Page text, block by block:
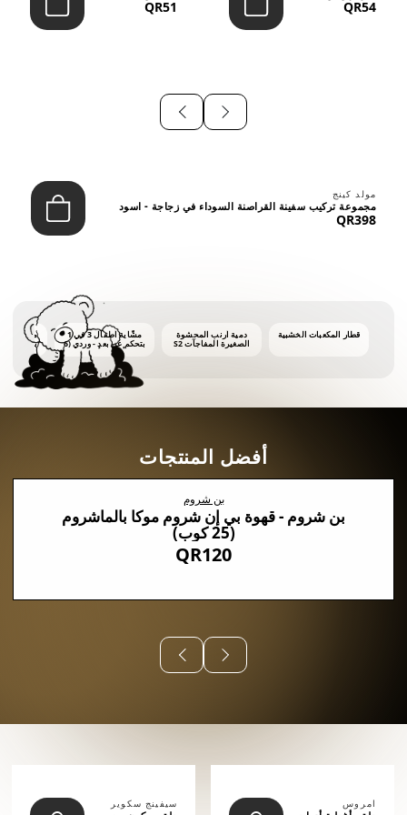
QR54
QR51
مولد كينج
مجموعة تركيب سفينة القراصنة السوداء في زجاجة - اسود
QR398
قطار المكعبات الخشبية
دمية أرنب المحشوة
الصغيرة المفاجآت S2
مشّاية أطفال 3 في 1
بتحكم عن بعد - وردي (6
أشهر فأكثر)
ماكينة
أفضل المنتجات
بن شروم
بن شروم - قهوة بي إن شروم موكا بالماشروم
(25 كوب)
QR120
امروس سيفينج سكوير